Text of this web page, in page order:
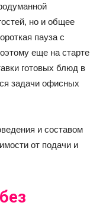
но и общее
пауза с
еще на старте
готовых блюд в
задачи офисных
и составом
от подачи и